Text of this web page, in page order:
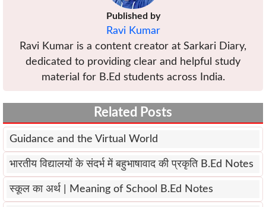
Published by
Ravi Kumar
Ravi Kumar is a content creator at Sarkari Diary,
dedicated to providing clear and helpful study
material for B.Ed students across India.
Related Posts
Guidance and the Virtual World
भारतीय विद्यालयों के संदर्भ में बहुभाषावाद की प्रकृति B.Ed Notes
स्कूल का अर्थ | Meaning of School B.Ed Notes